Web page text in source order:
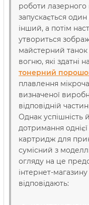
роботи
запускається
інший, а потім
утвориться
майстерний танок
вогню, які здатні
тонерний
плавлення
визначеної
відповідній
Однак успішність
дотримання
картридж для
сумісний з
огляду на це
інтернет-
відповідають: